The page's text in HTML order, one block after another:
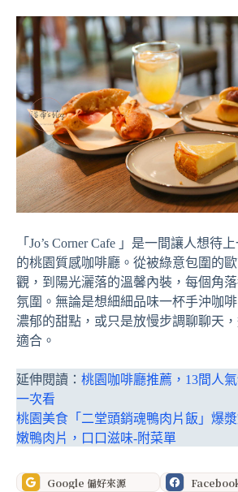
「Jo’s Corner Cafe 」是一間讓人想待
的桃園質感咖啡廳。從被綠意包圍的
觀，到陽光灑落的溫馨內裝，每個角
氛圍。無論是想細細品味一杯手沖咖
濃郁的甜點，或只是放慢步調聊聊天
適合。
延伸閱讀： 桃園咖啡廳推薦，13間人
一次看
桃園美食「二堂頭銷魂鴨肉片飯」爆
嫩鴨肉片，口口滋味-附菜單
Google 偏好來源